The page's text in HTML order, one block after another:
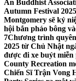
An Buddhist
Autumn Festival
Montgomery sẽ kỷ
hội bắn pháo bông
7Chương trình
2025 từ Chủ Nhật
được đi xe buýt miễn
County Recreation
Chiến Sĩ Trận Vong